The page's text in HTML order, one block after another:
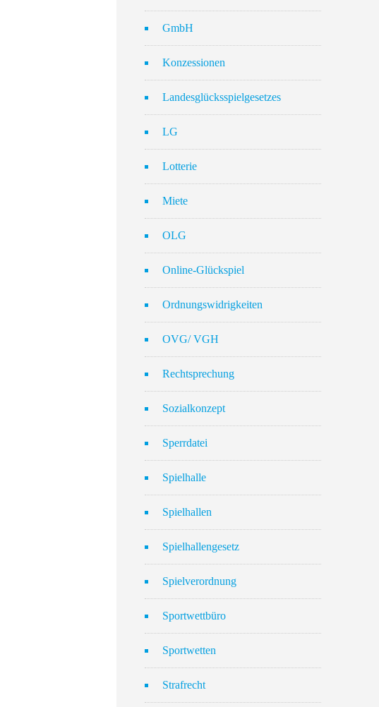
GmbH
Konzessionen
Landesglücksspielgesetzes
LG
Lotterie
Miete
OLG
Online-Glückspiel
Ordnungswidrigkeiten
OVG/ VGH
Rechtsprechung
Sozialkonzept
Sperrdatei
Spielhalle
Spielhallen
Spielhallengesetz
Spielverordnung
Sportwettbüro
Sportwetten
Strafrecht